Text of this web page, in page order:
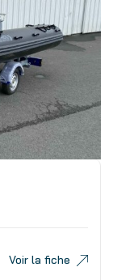
Voir la fiche